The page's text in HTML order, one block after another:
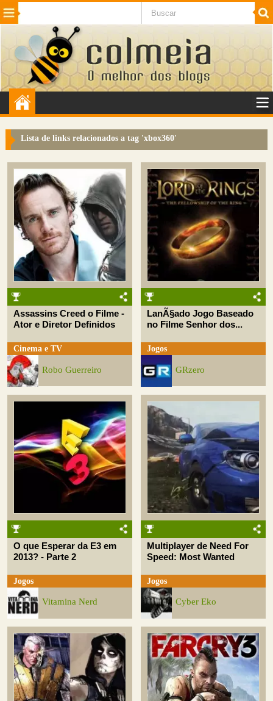
Beleza Cinema e TV
Internet Jogos NotÃ­cias SaÃºde
VeÃ­culos Adulto
Sugerir Link
Colmeia Exchange
Perguntas Frequentes
Sobre
Contato
Lista de links relacionados a tag 'xbox360'
Assassins Creed o Filme -
Ator e Diretor Definidos
Cinema e TV
Robo Guerreiro
LanÃ§ado Jogo Baseado
no Filme Senhor dos...
Jogos
GRzero
O que Esperar da E3 em
2013? - Parte 2
Jogos
Vitamina Nerd
Multiplayer de Need For
Speed: Most Wanted
Jogos
Cyber Eko